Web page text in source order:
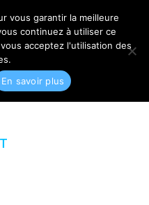
CORBET.NET
vous garantir la meilleure
continuez à utiliser ce
acceptez l'utilisation des
En savoir plus